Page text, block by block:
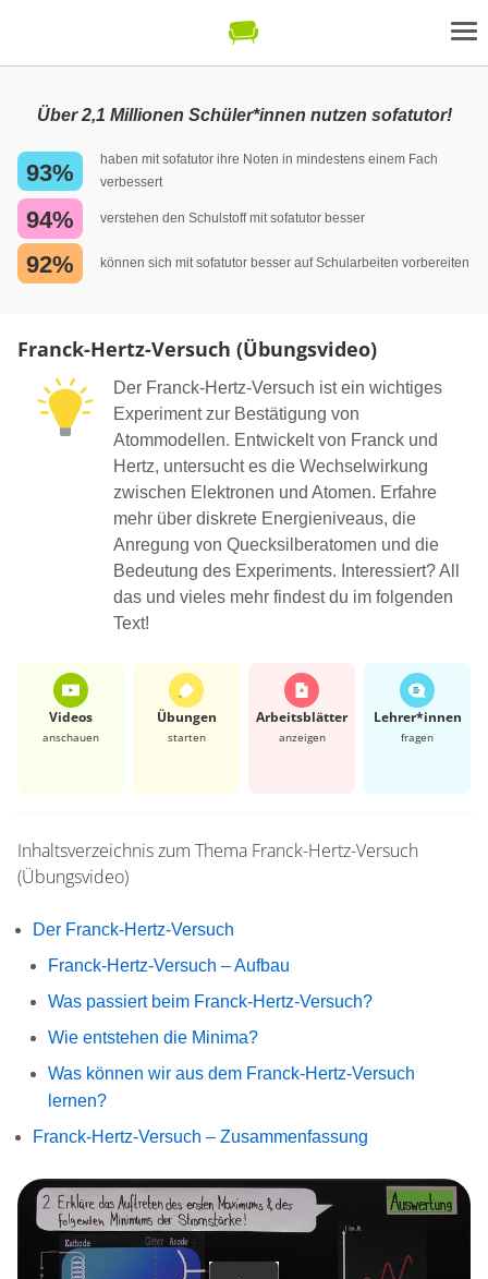
Über 2,1 Millionen Schüler*innen nutzen sofatutor!
93%
haben mit sofatutor ihre Noten in mindestens einem Fach
verbessert
94% verstehen den Schulstoff mit sofatutor besser
92% können sich mit sofatutor besser auf Schularbeiten vorbereiten
Franck-Hertz-Versuch (Übungsvideo)
Der Franck-Hertz-Versuch ist ein wichtiges
Experiment zur Bestätigung von
Atommodellen. Entwickelt von Franck und
Hertz, untersucht es die Wechselwirkung
zwischen Elektronen und Atomen. Erfahre
mehr über diskrete Energieniveaus, die
Anregung von Quecksilberatomen und die
Bedeutung des Experiments. Interessiert? All
das und vieles mehr findest du im folgenden
Text!
Videos
anschauen
Übungen
starten
Arbeits­blätter
anzeigen
Lehrer*​innen
fragen
Inhaltsverzeichnis zum Thema Franck-Hertz-Versuch
(Übungsvideo)
Der Franck-Hertz-Versuch
Franck-Hertz-Versuch – Aufbau
Was passiert beim Franck-Hertz-Versuch?
Wie entstehen die Minima?
Was können wir aus dem Franck-Hertz-Versuch
lernen?
Franck-Hertz-Versuch – Zusammenfassung